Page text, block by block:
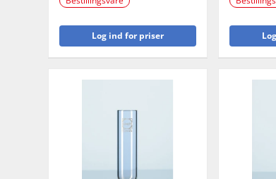
Log ind for priser